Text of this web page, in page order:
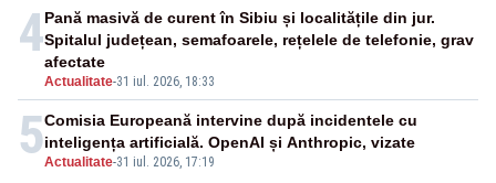
4
Actualitate-31 iul. 2026, 18:33
Pană masivă de curent în Sibiu și localitățile din jur.
Spitalul județean, semafoarele, rețelele de telefonie, grav
afectate
5Actualitate-31 iul. 2026, 17:19
Comisia Europeană intervine după incidentele cu
inteligența artificială. OpenAI și Anthropic, vizate